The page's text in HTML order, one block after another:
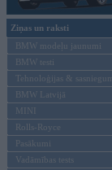
Ziņas un raksti
BMW modeļu jaunumi
BMW testi
Tehnoloģijas &
BMW Latvijā
MINI
Rolls-Royce
Pasākumi
Vadāmības tests